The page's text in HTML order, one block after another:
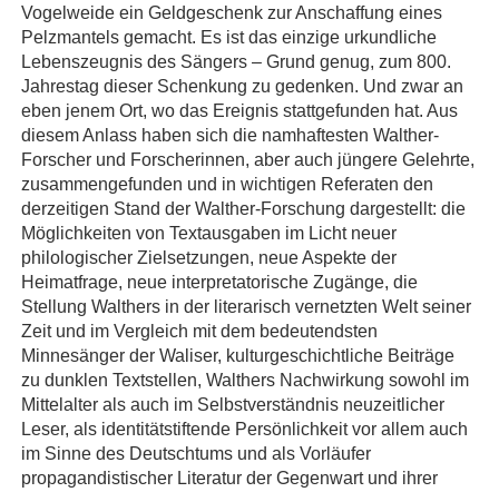
Vogelweide ein Geldgeschenk zur Anschaffung eines
Pelzmantels gemacht. Es ist das einzige urkundliche
Lebenszeugnis des Sängers – Grund genug, zum 800.
Jahrestag dieser Schenkung zu gedenken. Und zwar an
eben jenem Ort, wo das Ereignis stattgefunden hat. Aus
diesem Anlass haben sich die namhaftesten Walther­-
Forscher und ­Forscherinnen, aber auch jüngere Gelehrte,
zusammengefunden und in wichtigen Referaten den
derzeitigen Stand der Walther-Forschung dargestellt: die
Möglichkeiten von Textausgaben im Licht neuer
philologischer Zielsetzungen, neue Aspekte der
Heimatfrage, neue interpretatorische Zugänge, die
Stellung Walthers in der literarisch vernetzten Welt seiner
Zeit und im Vergleich mit dem bedeutendsten
Minnesänger der Waliser, kulturgeschichtliche Beiträge
zu dunklen Textstellen, Walthers Nachwirkung sowohl im
Mittelalter als auch im Selbstverständnis neuzeitlicher
Leser, als identitätstiftende Persönlichkeit vor allem auch
im Sinne des Deutschtums und als Vorläufer
propagandistischer Literatur der Gegenwart und ihrer